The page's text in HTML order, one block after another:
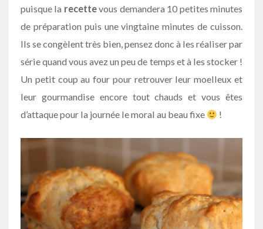
puisque la recettevous demandera 10 petites minutes
de préparation puis une vingtaine minutes de cuisson.
Ils se congèlent très bien, pensez donc à les réaliser par
série quand vous avez un peu de temps et à les stocker !
Un petit coup au four pour retrouver leur moelleux et
leur gourmandise encore tout chauds et vous êtes
d’attaque pour la journée le moral au beau fixe
!